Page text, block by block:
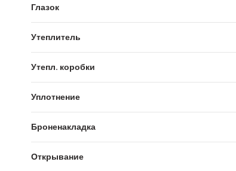
Глазок
Утеплитель
Утепл. коробки
Уплотнение
Броненакладка
Открывание